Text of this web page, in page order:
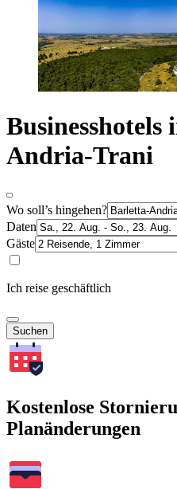
Andria-Trani
Wo soll’s hingehen?
Daten
Gäste
Ich reise geschäftlich
Suchen
Kostenlose
Planänderungen